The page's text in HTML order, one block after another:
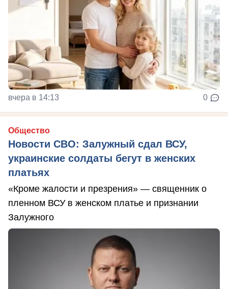
вчера в 14:13 0
Общество
Новости СВО: Залужный сдал ВСУ,
украинские солдаты бегут в женских
платьях
«Кроме жалости и презрения» — священник о
пленном ВСУ в женском платье и признании
Залужного